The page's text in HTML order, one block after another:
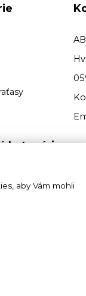
kategórie
aby Vám mohli